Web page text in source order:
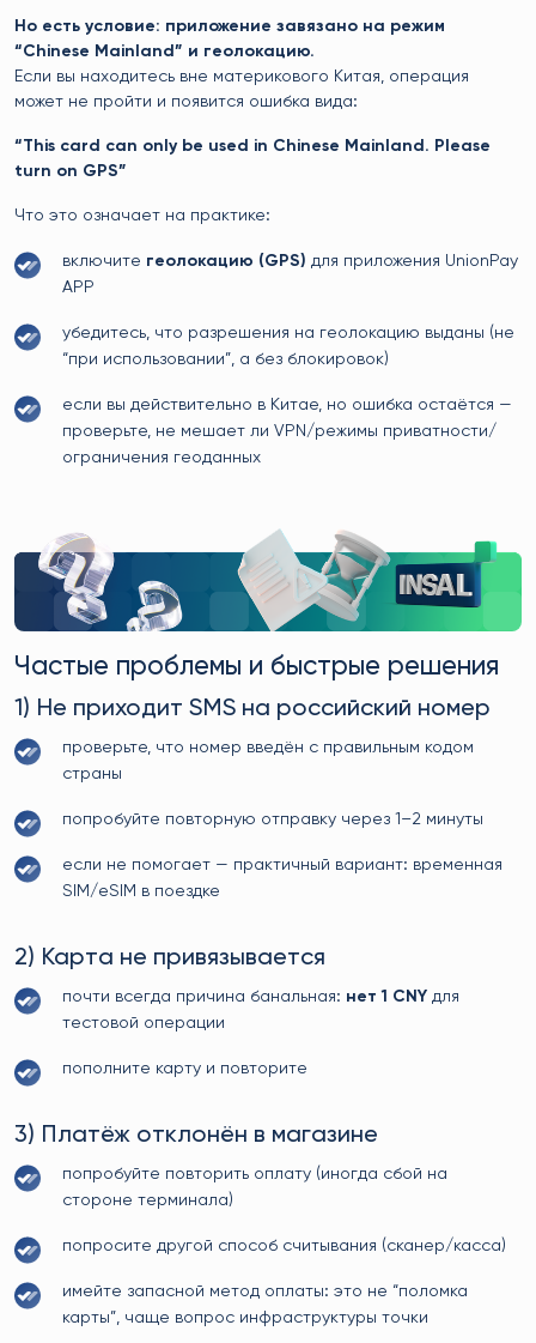
Но есть условие: приложение завязано на режим
“Chinese Mainland” и геолокацию.
Если вы находитесь вне материкового Китая, операция
может не пройти и появится ошибка вида:
“This card can only be used in Chinese Mainland. Please
turn on GPS”
Что это означает на практике:
включите геолокацию (GPS) для приложения UnionPay
APP
убедитесь, что разрешения на геолокацию выданы (не
“при использовании”, а без блокировок)
если вы действительно в Китае, но ошибка остаётся —
проверьте, не мешает ли VPN/режимы приватности/
ограничения геоданных
Частые проблемы и быстрые решения
1) Не приходит SMS на российский номер
проверьте, что номер введён с правильным кодом
страны
попробуйте повторную отправку через 1–2 минуты
если не помогает — практичный вариант: временная
SIM/eSIM в поездке
2) Карта не привязывается
почти всегда причина банальная: нет 1 CNY для
тестовой операции
пополните карту и повторите
3) Платёж отклонён в магазине
попробуйте повторить оплату (иногда сбой на
стороне терминала)
попросите другой способ считывания (сканер/касса)
имейте запасной метод оплаты: это не “поломка
карты”, чаще вопрос инфраструктуры точки